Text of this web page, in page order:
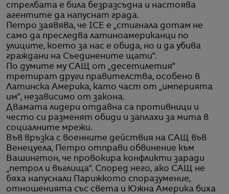
стрелбата е била безразсъдна и настоява
агентите да напуснат града.
Петро заявява, че ICE е „стигнала дотам не
само да преследва латиноамериканци по
улиците, което за нас е обида, но и да убива
граждани на Съединените щати“.
По думите му САЩ от „десетилетия“
третират други правителства, особено в
Латинска Америка, като част от „империята
им“, независимо от закона.
Двамата лидери отдавна са противници и
често си разменят обиди и заплахи за мита в
социалните мрежи.
Във връзка с военните действия на САЩ във
Венецуела, Петро отправи обвинение към
Вашингтон, че провокира конфликти заради
„петрол и въглища“. Според него, ако САЩ не
бяха напуснали Парижкото споразумение,
отношенията със света и Южна Америка биха